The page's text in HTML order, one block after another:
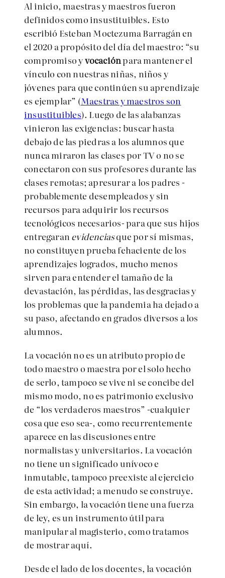
Al inicio, maestras y maestros fueron
definidos como insustituibles. Esto
escribió Esteban Moctezuma Barragán en
el 2020 a propósito del día del maestro: “su
compromiso yvocaciónpara mantener el
vínculo con nuestras niñas, niños y
jóvenes para que continúen su aprendizaje
es ejemplar” (Maestras y maestros son
insustituibles). Luego de las alabanzas
vinieron las exigencias: buscar hasta
debajo de las piedras a los alumnos que
nunca miraron las clases por TV o no se
conectaron con sus profesores durante las
clases remotas; apresurar a los padres -
probablemente desempleados y sin
recursos para adquirir los recursos
tecnológicos necesarios- para que sus hijos
entregaran evidenciasque por sí mismas,
no constituyen prueba fehaciente de los
aprendizajes logrados, mucho menos
sirven para entender el tamaño de la
devastación, las pérdidas, las desgracias y
los problemas que la pandemia ha dejado a
su paso, afectando en grados diversos a los
alumnos.
La vocación no es un atributo propio de
todo maestro o maestra por el solo hecho
de serlo, tampoco se vive ni se concibe del
mismo modo, no es patrimonio exclusivo
de “los verdaderos maestros” -cualquier
cosa que eso sea-, como recurrentemente
aparece en las discusiones entre
normalistas y universitarios. La vocación
no tiene un significado unívoco e
inmutable, tampoco preexiste al ejercicio
de esta actividad; a menudo se construye.
Sin embargo, la vocación tiene una fuerza
de ley, es un instrumento útil para
manipular al magisterio, como tratamos
de mostrar aquí.
Desde el lado de los docentes, la vocación